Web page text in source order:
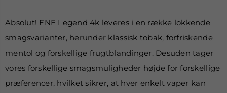
Absolut! ENE Legend 4k leveres i en række lokkende
smagsvarianter, herunder klassisk tobak, forfriskende
mentol og forskellige frugtblandinger. Desuden tager
vores forskellige smagsmuligheder højde for forskellige
præferencer, hvilket sikrer, at hver enkelt vaper kan